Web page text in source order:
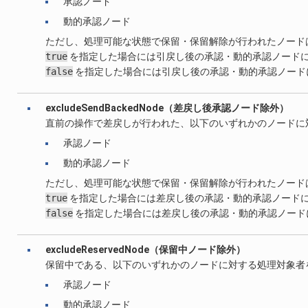
動的承認ノード
ただし、処理可能な状態で保留・保留解除が行われたノー
trueを指定した場合には引戻し後の承認・動的承認ノード
falseを指定した場合には引戻し後の承認・動的承認ノー
excludeSendBackedNode（差戻し後承認ノード除外）
直前の操作で差戻しが行われた、以下のいずれかのノード
承認ノード
動的承認ノード
ただし、処理可能な状態で保留・保留解除が行われたノー
trueを指定した場合には差戻し後の承認・動的承認ノード
falseを指定した場合には差戻し後の承認・動的承認ノー
excludeReservedNode（保留中ノード除外）
保留中である、以下のいずれかのノードに対する処理対象
承認ノード
動的承認ノード